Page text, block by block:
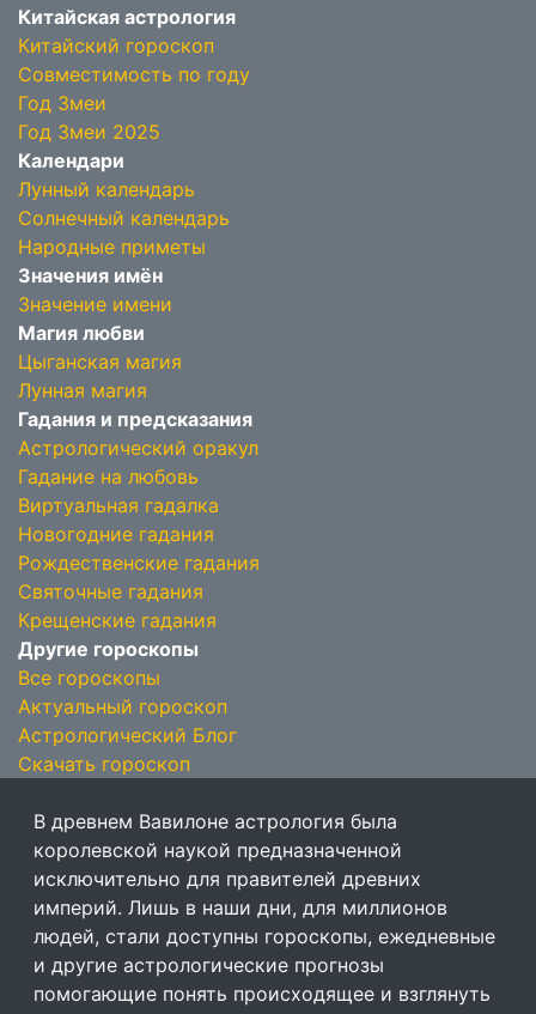
Китайская астрология
Китайский гороскоп
Совместимость по году
Год Змеи
Год Змеи 2025
Календари
Лунный календарь
Солнечный календарь
Народные приметы
Значения имён
Значение имени
Магия любви
Цыганская магия
Лунная магия
Гадания и предсказания
Астрологический оракул
Гадание на любовь
Виртуальная гадалка
Новогодние гадания
Рождественские гадания
Святочные гадания
Крещенские гадания
Другие гороскопы
Все гороскопы
Актуальный гороскоп
Астрологический Блог
Скачать гороскоп
В древнем Вавилоне астрология была
королевской наукой предназначенной
исключительно для правителей древних
империй. Лишь в наши дни, для миллионов
людей, стали доступны гороскопы, ежедневные
и другие астрологические прогнозы
помогающие понять происходящее и взглянуть